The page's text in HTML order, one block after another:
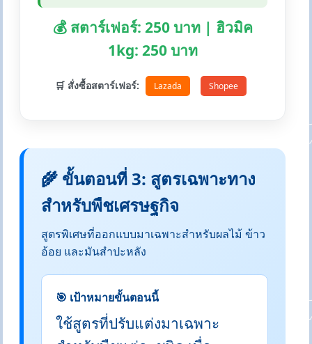
💰 สตาร์เฟอร์: 250 บาท | ฮิวมิค
1kg: 250 บาท
🛒 สั่งซื้อสตาร์เฟอร์: Lazada Shopee
🌾 ขั้นตอนที่ 3: สูตรเฉพาะทาง
สำหรับพืชเศรษฐกิจ
สูตรพิเศษที่ออกแบบมาเฉพาะสำหรับผลไม้ ข้าว
อ้อย และมันสำปะหลัง
🎯 เป้าหมายขั้นตอนนี้
ใช้สูตรที่ปรับแต่งมาเฉพาะ